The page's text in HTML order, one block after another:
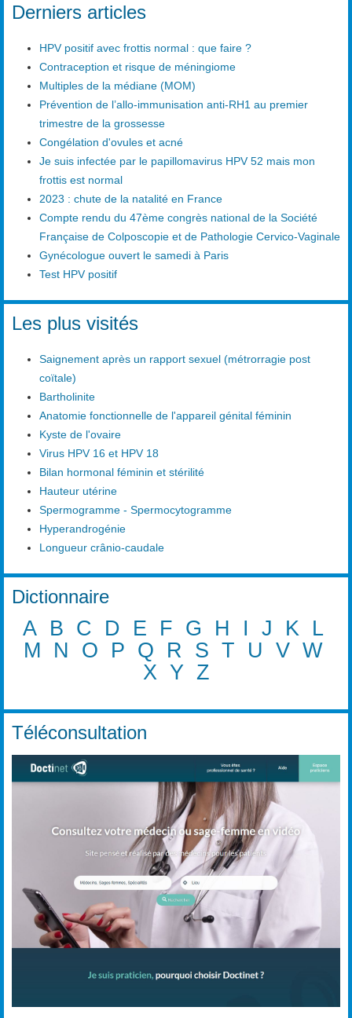
Derniers articles
HPV positif avec frottis normal : que faire ?
Contraception et risque de méningiome
Multiples de la médiane (MOM)
Prévention de l’allo-immunisation anti-RH1 au premier
trimestre de la grossesse
Congélation d'ovules et acné
Je suis infectée par le papillomavirus HPV 52 mais mon
frottis est normal
2023 : chute de la natalité en France
Compte rendu du 47ème congrès national de la Société
Française de Colposcopie et de Pathologie Cervico-Vaginale
Gynécologue ouvert le samedi à Paris
Test HPV positif
Les plus visités
Saignement après un rapport sexuel (métrorragie post
coïtale)
Bartholinite
Anatomie fonctionnelle de l'appareil génital féminin
Kyste de l'ovaire
Virus HPV 16 et HPV 18
Bilan hormonal féminin et stérilité
Hauteur utérine
Spermogramme - Spermocytogramme
Hyperandrogénie
Longueur crânio-caudale
Dictionnaire
A B C D E F G H I J K
L
M
N O P Q R S T U V W
X Y Z
Téléconsultation